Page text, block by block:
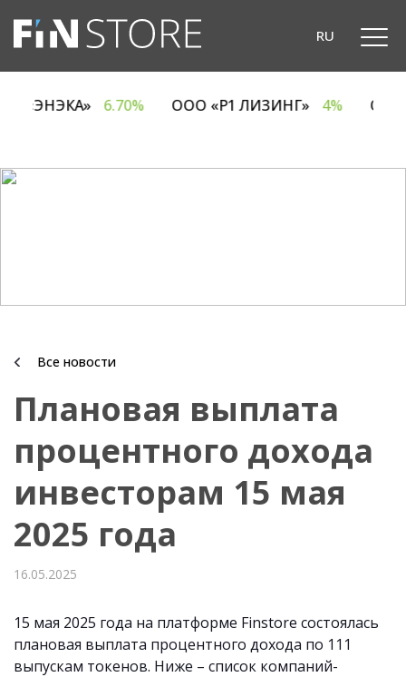
RU
«ЭНЭКА» 6.70% ООО «Р1 ЛИЗИНГ» 4%
Все новости
Плановая выплата
процентного дохода
инвесторам 15 мая
2025 года
16.05.2025
15 мая 2025 года на платформе Finstore состоялась
плановая выплата процентного дохода по 111
выпускам токенов. Ниже – список компаний-